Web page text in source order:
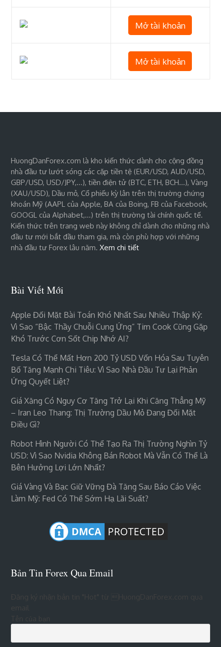
Mở tài khoản
Mở tài khoản
HuongDanForex.com là kho kiến thức dành cho cộng đồng
nhà đầu tư lướt sóng các cặp tiền tệ (EUR/USD, AUD/USD,
GBP/USD, USD/JPY,…), tiền điện tử (BTC, ETH, BCH…), Vàng
(XAU/USD), Dầu mỏ, Cổ phiếu kỳ lân trên thị trường chứng
khoán Mỹ (AAPL của Apple, BA của Boing, FB của Facebook,
GOOGL của Alphabet,…) trên thị trường tài chính quốc tế.
Kiến thức trên trang web này không chỉ dành cho những nhà
đầu tư mới bắt đầu tham gia, mà còn phù hợp với những
nhà đầu tư Forex lâu năm.Xem chi tiết
Bài Viết Mới
Apple Đối Mặt Bài Toán Khó Nhất Sau Nhiều Thập Kỷ:
Vì Sao “bậc Thầy Chuỗi Cung Ứng” Tim Cook Cũng Gặp
Khó Trước Cơn Sốt Chip Nhớ AI?
Tesla Có Thể Mất Hơn 200 Tỷ USD Vốn Hóa Sau Tuyên
Bố Tăng Mạnh Chi Tiêu: Vì Sao Nhà Đầu Tư Lại Phản
Ứng Quyết Liệt?
Giá Xăng Có Nguy Cơ Tăng Trở Lại Khi Căng Thẳng Mỹ
– Iran Leo Thang: Thị Trường Dầu Mỏ Đang Đối Mặt
Điều Gì?
Robot Hình Người Có Thể Tạo Ra Thị Trường Nghìn Tỷ
USD: Vì Sao Nvidia Không Bán Robot Mà Vẫn Có Thể Là
Bên Hưởng Lợi Lớn Nhất?
Giá Vàng Và Bạc Giữ Vững Đà Tăng Sau Báo Cáo Việc
Làm Mỹ: Fed Có Thể Sớm Hạ Lãi Suất?
Bản Tin Forex Qua Email
Đăng ký nhận bản tin "Hot" từ HuongDanForex.com qua
Tên của bạn